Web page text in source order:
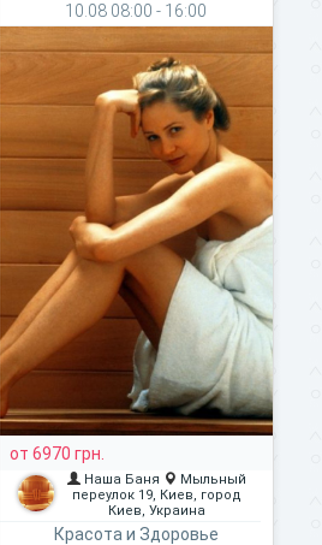
10.08 08:00 - 16:00
от 6970 грн.
Наша Баня
Мыльный
переулок 19, Киев, город
Киев, Украина
Красота и Здоровье